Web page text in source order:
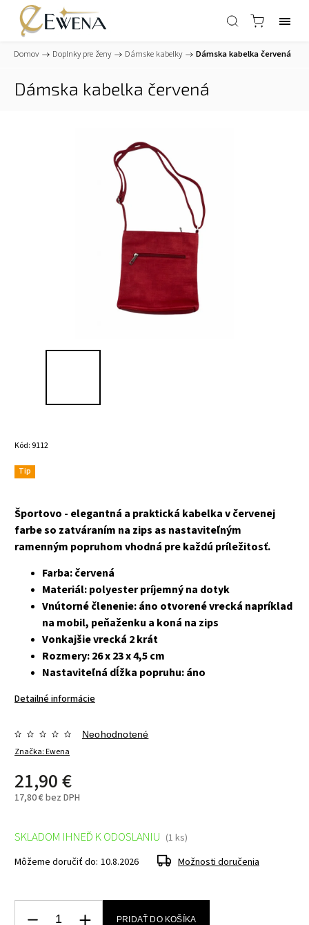
Domov / Doplnky pre ženy / Dámske kabelky / Dámska kabelka červená
Dámska kabelka červená
Kód: 9112
Tip
Športovo - elegantná a praktická kabelka v červenej
farbe so zatváraním na zips as nastaviteľným
ramenným popruhom vhodná pre každú príležitosť.
Farba: červená
Materiál: polyester príjemný na dotyk
Vnútorné členenie: áno otvorené vrecká napríklad
na mobil, peňaženku a koná na zips
Vonkajšie vrecká 2 krát
Rozmery: 26 x 23 x 4,5 cm
Nastaviteľná dĺžka popruhu: áno
Detailné informácie
Značka:Ewena
Neohodnotené
21,90 €
17,80 € bez DPH
SKLADOM IHNEĎ K ODOSLANIU (1 ks)
Môžeme doručiť do: 10.8.2026 Možnosti doručenia
PRIDAŤ DO KOŠÍKA